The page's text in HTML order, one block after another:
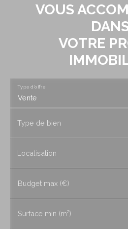
VOUS
VOTRE
Vente
Type d'offre
Type de bien
Localisation
Budget max (€)
Surface min (m²)